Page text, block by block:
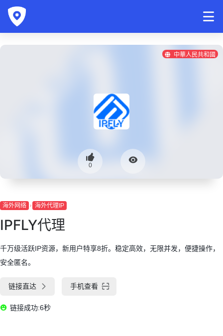
中華人民共和國
0
海外网络 海外代理IP
IPFLY代理
千万级活跃IP资源，新用户特享8折。稳定高效，无限并发，便捷操作，
安全匿名。
链接直达 手机查看
链接成功:6秒